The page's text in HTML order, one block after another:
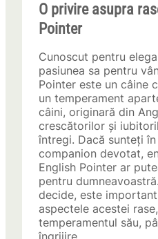
O privire asupra
Pointer
Cunoscut pentru
pasiunea sa pentru
Pointer este un câine
un temperament
câini, originară din
crescătorilor și
întregi. Dacă sunteți
companion devotat,
English Pointer ar
pentru
decide, este
aspectele acestei
temperamentul său,